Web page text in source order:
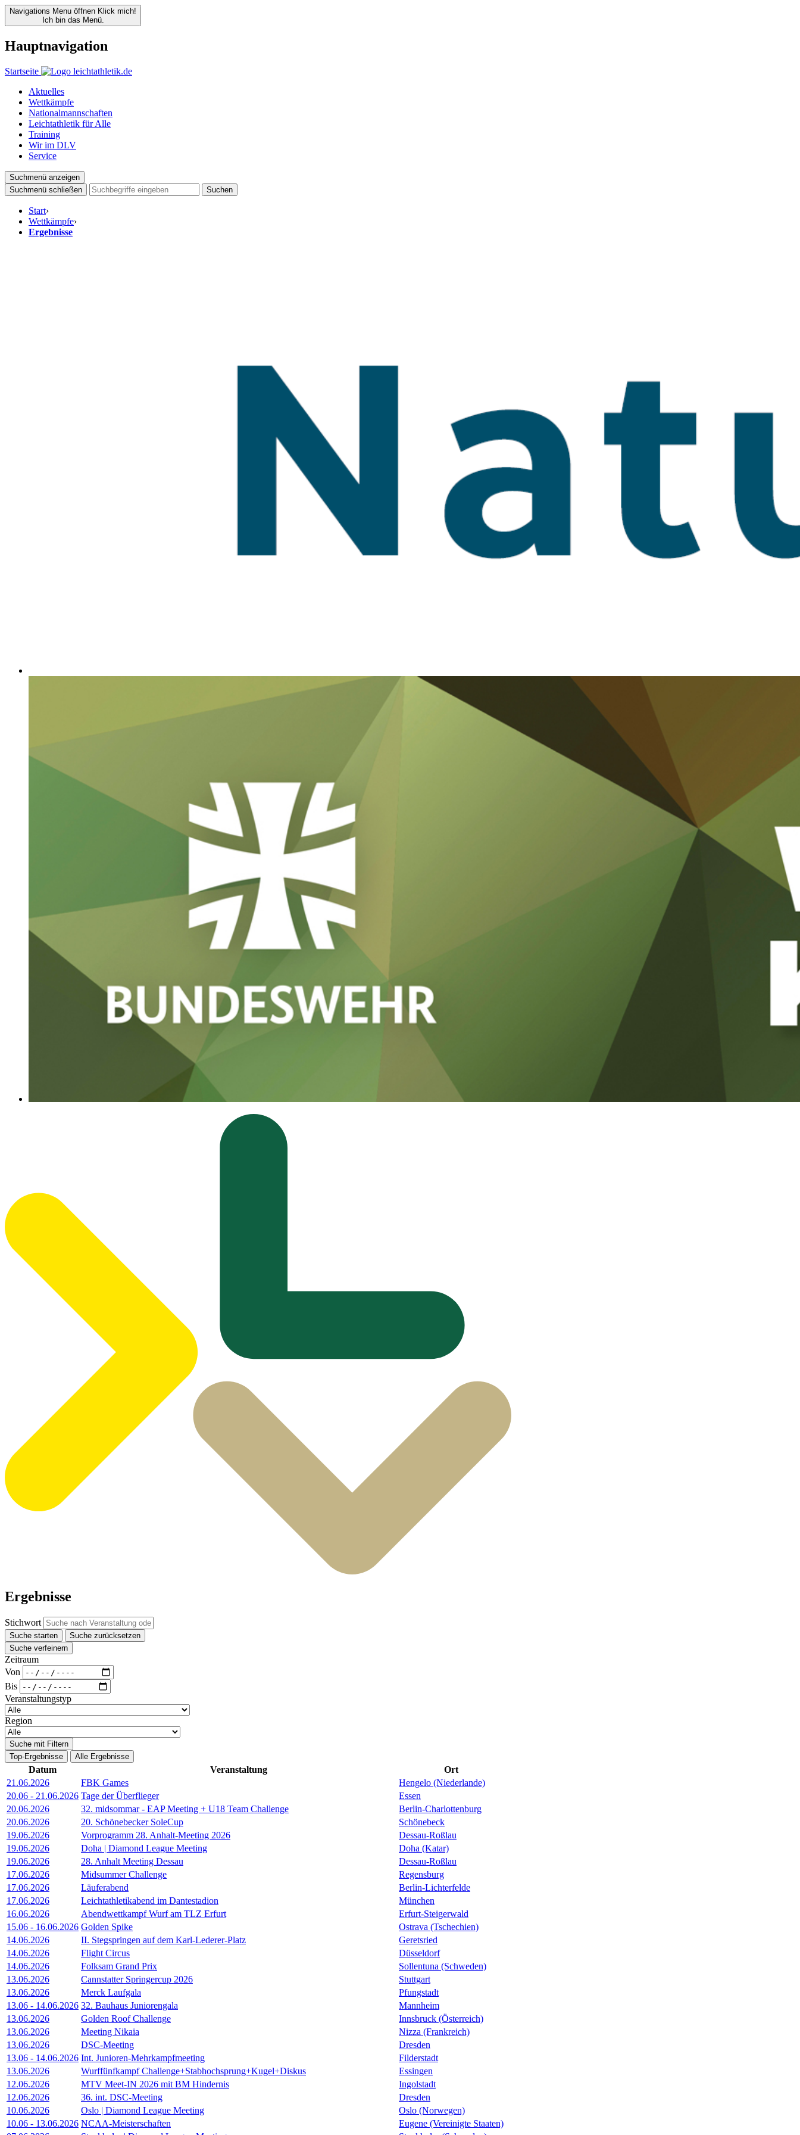
Navigations Menu öffnen Klick mich!
Ich bin das Menü.
Hauptnavigation
Startseite
Aktuelles
Wettkämpfe
Nationalmannschaften
Leichtathletik für Alle
Training
Wir im DLV
Service
Suchmenü anzeigen
Suchmenü schließen
Suchen
Start›
Wettkämpfe›
Ergebnisse
Ergebnisse
Stichwort
Suche starten
Suche zurücksetzen
Suche verfeinern
Zeitraum
Von
Bis
Veranstaltungstyp
Region
Suche mit Filtern
Top-Ergebnisse
Alle Ergebnisse
Datum Veranstaltung
Ort
21.06.2026
FBK Games
Hengelo (Niederlande)
20.06 - 21.06.2026 Tage der Überflieger
Essen
20.06.2026
32. midsommar - EAP Meeting + U18 Team Challenge
Berlin-Charlottenburg
20.06.2026
20. Schönebecker SoleCup
Schönebeck
19.06.2026
Vorprogramm 28. Anhalt-Meeting 2026
Dessau-Roßlau
19.06.2026
Doha | Diamond League Meeting
Doha (Katar)
19.06.2026
28. Anhalt Meeting Dessau
Dessau-Roßlau
17.06.2026
Midsummer Challenge
Regensburg
17.06.2026
Läuferabend
Berlin-Lichterfelde
17.06.2026
Leichtathletikabend im Dantestadion
München
16.06.2026
Abendwettkampf Wurf am TLZ Erfurt
Erfurt-Steigerwald
15.06 - 16.06.2026 Golden Spike
Ostrava (Tschechien)
14.06.2026
II. Stegspringen auf dem Karl-Lederer-Platz
Geretsried
14.06.2026
Flight Circus
Düsseldorf
14.06.2026
Folksam Grand Prix
Sollentuna (Schweden)
13.06.2026
Cannstatter Springercup 2026
Stuttgart
13.06.2026
Merck Laufgala
Pfungstadt
13.06 - 14.06.2026 32. Bauhaus Juniorengala
Mannheim
13.06.2026
Golden Roof Challenge
Innsbruck (Österreich)
13.06.2026
Meeting Nikaia
Nizza (Frankreich)
13.06.2026
DSC-Meeting
Dresden
13.06 - 14.06.2026 Int. Junioren-Mehrkampfmeeting
Filderstadt
13.06.2026
Wurffünfkampf Challenge+Stabhochsprung+Kugel+Diskus
Essingen
12.06.2026
MTV Meet-IN 2026 mit BM Hindernis
Ingolstadt
12.06.2026
36. int. DSC-Meeting
Dresden
10.06.2026
Oslo | Diamond League Meeting
Oslo (Norwegen)
10.06 - 13.06.2026 NCAA-Meisterschaften
Eugene (Vereinigte Staaten)